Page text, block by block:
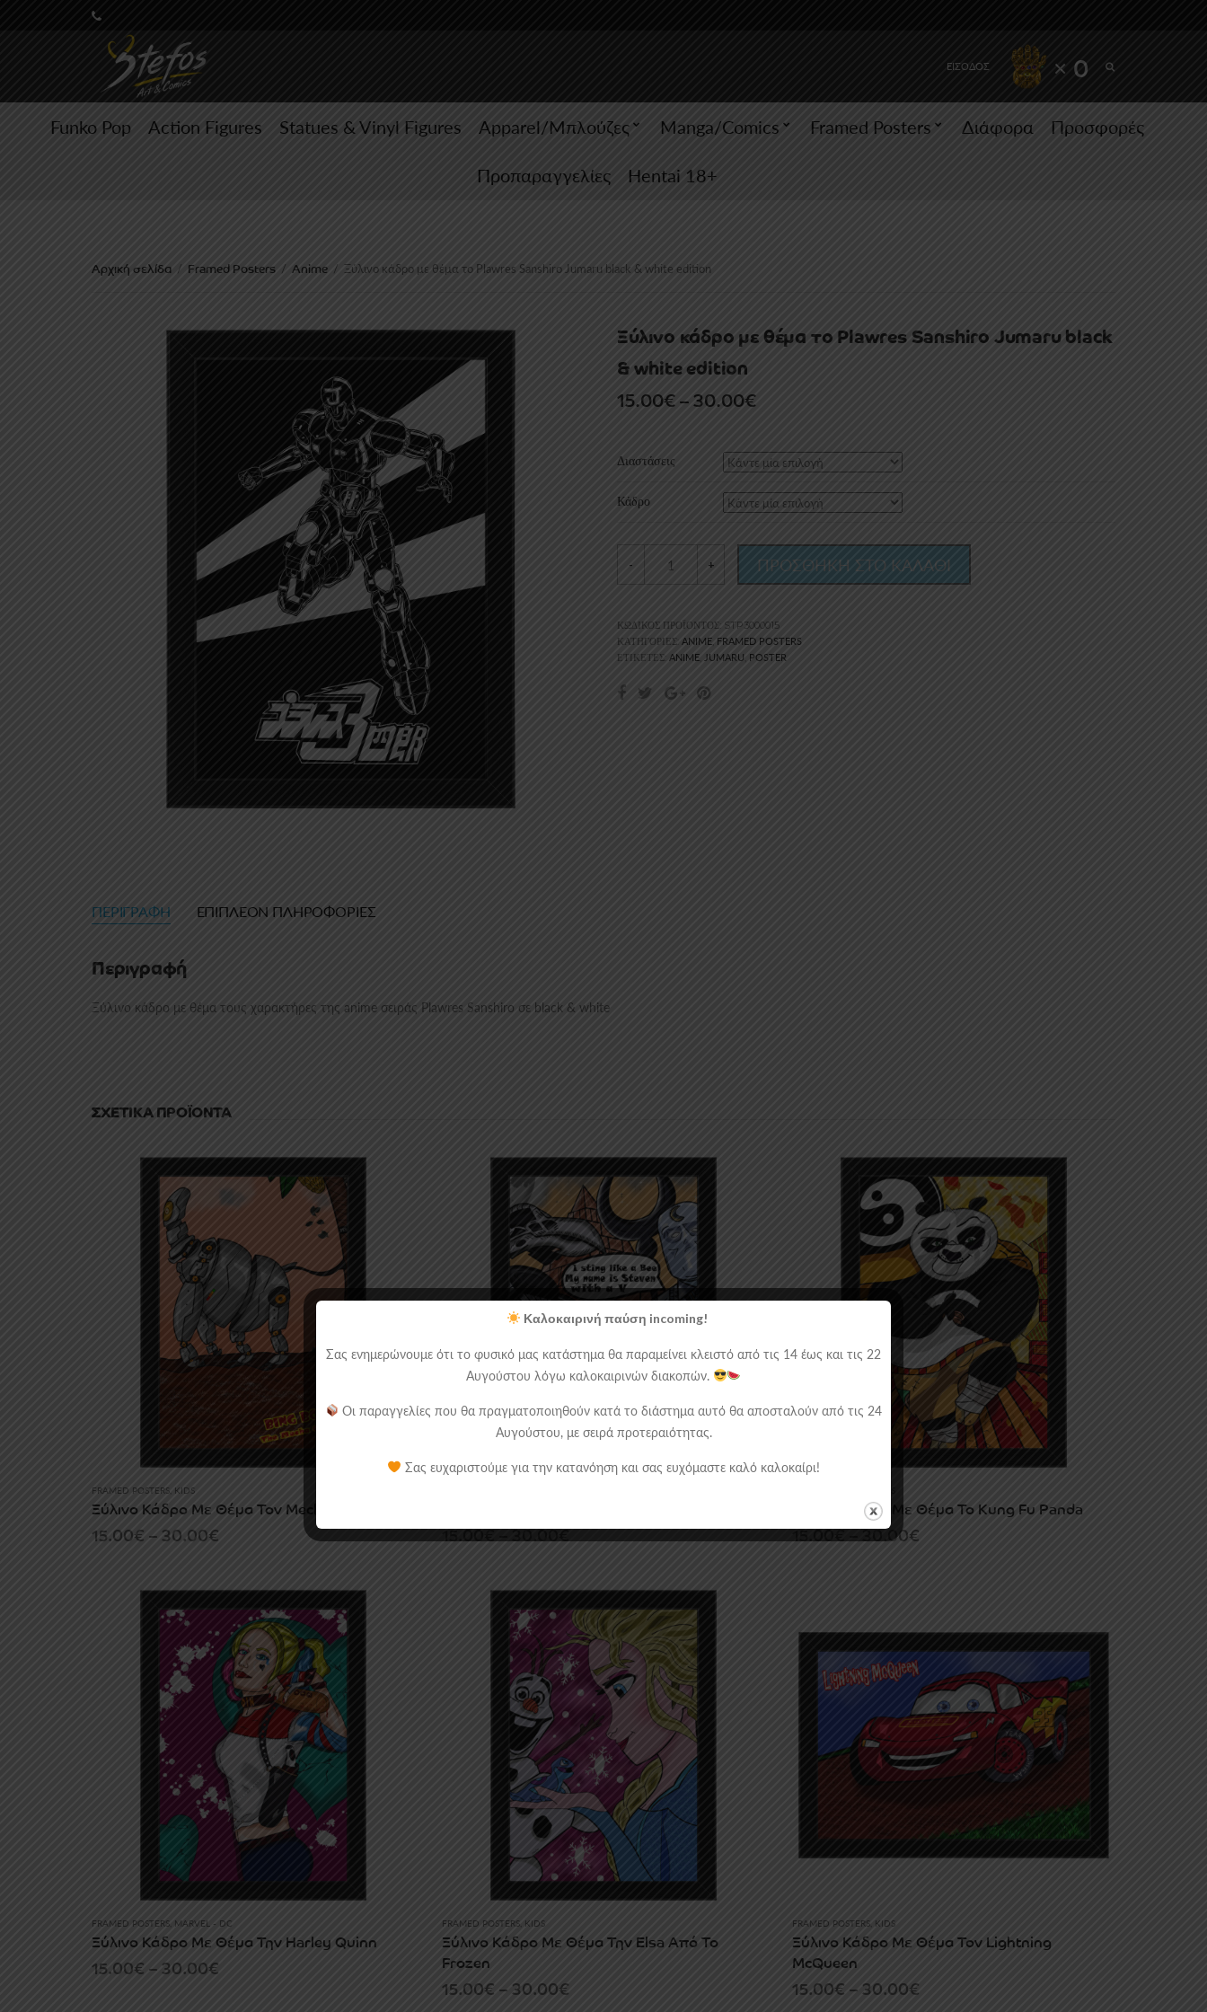
ΕΙΣΟΔΟΣ × 0
Funko Pop Action Figures Statues & Vinyl Figures Apparel/Μπλούζες Manga/Comics Framed Posters Διάφορα
Προσφορές
Προπαραγγελίες
Hentai 18+
Αρχική σελίδα / Framed Posters / Anime / Ξύλινο κάδρο με θέμα το Plawres Sanshiro Jumaru black & white edition
Ξύλινο κάδρο με θέμα το Plawres Sanshiro Jumaru black
& white edition
15.00€–30.00€Price
15.00€
through
30.00€
Διαστάσεις
Κάδρο
- + ΠΡΟΣΘΗΚΗ ΣΤΟ ΚΑΛΑΘΙ
ΚΩΔΙΚΌΣ ΠΡΟΪΌΝΤΟΣ: STP3000015
ΚΑΤΗΓΟΡΊΕΣ: ANIME, FRAMED POSTERS
ΕΤΙΚΈΤΕΣ: ANIME, JUMARU, POSTER
ΠΕΡΙΓΡΑΦΉ ΕΠΙΠΛΈΟΝ ΠΛΗΡΟΦΟΡΊΕΣ
Περιγραφή
Ξύλινο κάδρο με θέμα τους χαρακτήρες της anime σειράς Plawres Sanshiro σε black & white
ΣΧΕΤΙΚΆ ΠΡΟΪΌΝΤΑ
FRAMED POSTERS, KIDS
Ξύλινο Κάδρο Με Θέμα Τον Mecha Gorilla
15.00€–30.00€
15.00€
through
30.00€
15.00€–30.00€Price
15.00€
through
30.00€
Ξύλινο Κάδρο Με Θέμα Το Kung Fu Panda
15.00€–30.00€Price
30.00€
FRAMED POSTERS, MARVEL - DC
Ξύλινο Κάδρο Με Θέμα Την Harley Quinn
15.00€–30.00€
FRAMED POSTERS, KIDS
Ξύλινο Κάδρο Με Θέμα Την Elsa Από Το
Frozen
15.00€–30.00€Price
FRAMED POSTERS, KIDS
Ξύλινο Κάδρο Με Θέμα Τον Lightning
McQueen
15.00€–30.00€Price
Καλοκαιρινή παύση incoming!
Σας ενημερώνουμε ότι το φυσικό μας κατάστημα θα παραμείνει κλειστό από τις 14 έως και τις 22
Αυγούστου λόγω καλοκαιρινών διακοπών.
Οι παραγγελίες που θα πραγματοποιηθούν κατά το διάστημα αυτό θα αποσταλούν από τις 24
Αυγούστου, με σειρά προτεραιότητας.
Σας ευχαριστούμε για την κατανόηση και σας ευχόμαστε καλό καλοκαίρι!